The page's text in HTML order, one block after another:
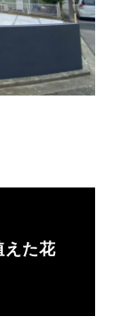
えた花